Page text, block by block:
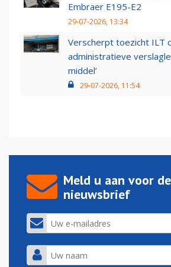
Embraer E195-E2
29-07-2026, 13:34
Verscherpt toezicht ILT
administratieve
middel’
29-07-2026, 11:54
Meld u aan voor de
nieuwsbrief